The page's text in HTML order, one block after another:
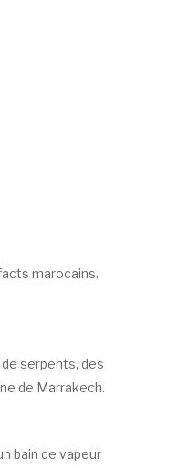
marocains.
serpents, des
de Marrakech.
bain de vapeur